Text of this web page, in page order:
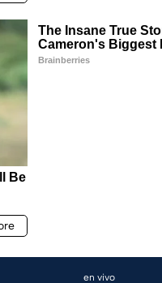
en vivo